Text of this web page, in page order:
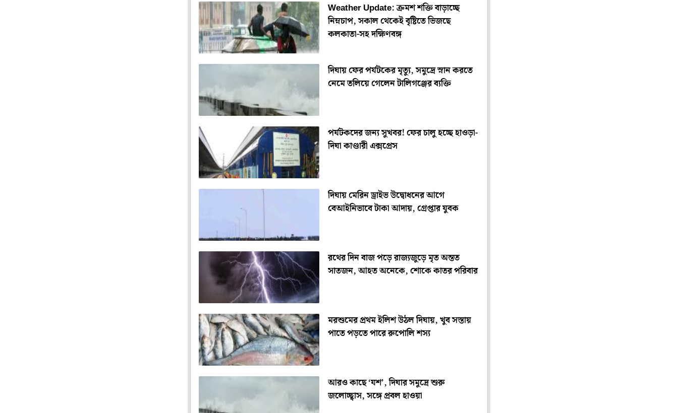
Weather Update: ক্রমশ শক্তি বাড়াচ্ছে
নিম্নচাপ, সকাল থেকেই বৃষ্টিতে ভিজছে
কলকাতা-সহ দক্ষিণবঙ্গ
দিঘায় ফের পর্যটকের মৃত্যু, সমুদ্রে স্নান করতে
নেমে তলিয়ে গেলেন টালিগঞ্জের ব্যক্তি
পর্যটকদের জন্য সুখবর! ফের চালু হচ্ছে হাওড়া-
দিঘা কাণ্ডারী এক্সপ্রেস
দিঘায় মেরিন ড্রাইভ উদ্বোধনের আগে
বেআইনিভাবে টাকা আদায়, গ্রেপ্তার যুবক
রথের দিন বাজ পড়ে রাজ্যজুড়ে মৃত অন্তত
সাতজন, আহত অনেকে, শোকে কাতর পরিবার
মরশুমের প্রথম ইলিশ উঠল দিঘায়, খুব সস্তায়
পাতে পড়তে পারে রুপোলি শস্য
আরও কাছে ‘যশ’, দিঘার সমুদ্রে শুরু
জলোচ্ছ্বাস, সঙ্গে প্রবল হাওয়া